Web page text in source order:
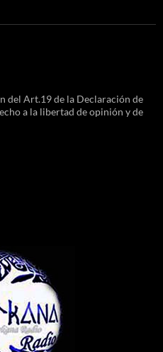
del Art.19 de la Declaración de
a la libertad de opinión y de